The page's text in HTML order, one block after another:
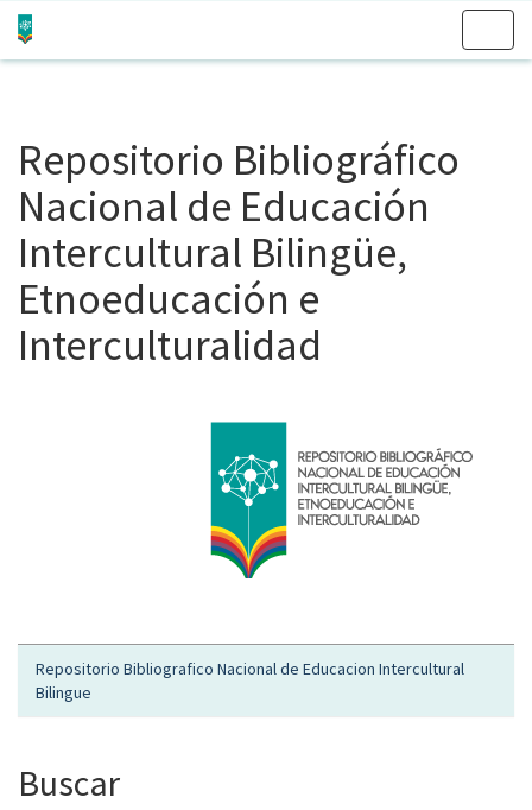
Repositorio Bibliográfico
Nacional de Educación
Intercultural Bilingüe,
Etnoeducación e
Interculturalidad
Repositorio Bibliografico Nacional de Educacion Intercultural
Bilingue
Buscar